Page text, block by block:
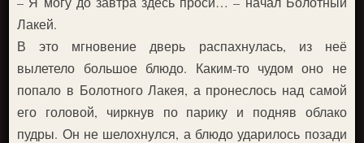
Лакей.
В это мгновение дверь распахнулась, из неё
вылетело большое блюдо. Каким-то чудом оно не
попало в Болотного Лакея, а пронеслось над самой
его головой, чиркнув по парику и подняв облако
пудры. Он не шелохнулся, а блюдо ударилось позади